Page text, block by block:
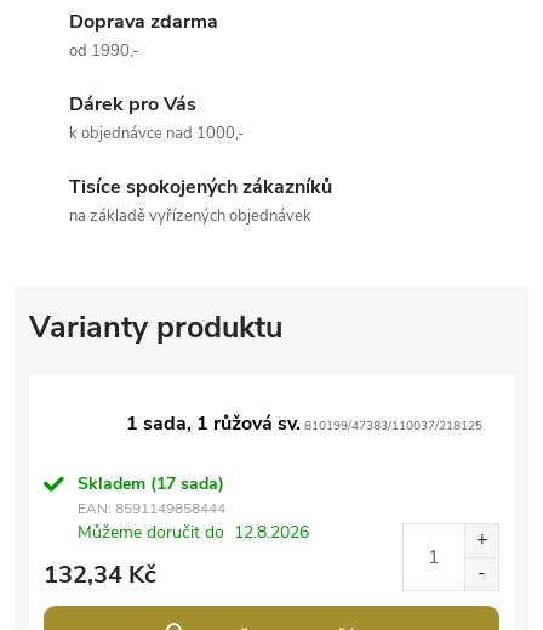
Doprava zdarma
od 1990,-
Dárek pro Vás
k objednávce nad 1000,-
Tisíce spokojených zákazníků
na základě vyřízených objednávek
1 sada, 1 růžová sv. 810199/47383/110037/218125
Skladem (17 sada)
EAN: 8591149858444
Můžeme doručit do 12.8.2026
132,34 Kč